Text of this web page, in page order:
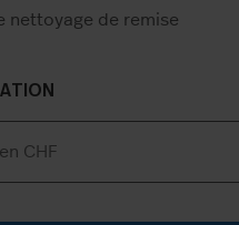
nettoyage de remise